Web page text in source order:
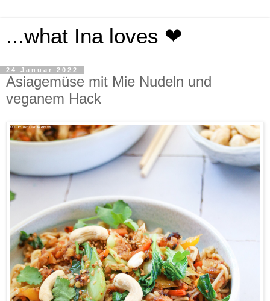
...what Ina loves ❤
24 Januar 2022
Asiagemüse mit Mie Nudeln und
veganem Hack